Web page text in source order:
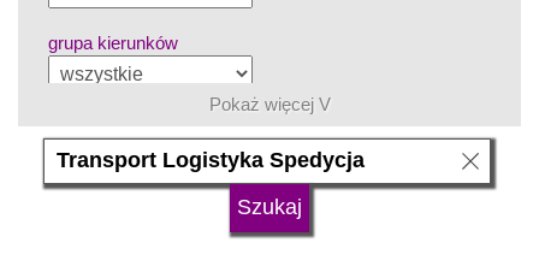
grupa kierunków
język
Pokaż więcej V